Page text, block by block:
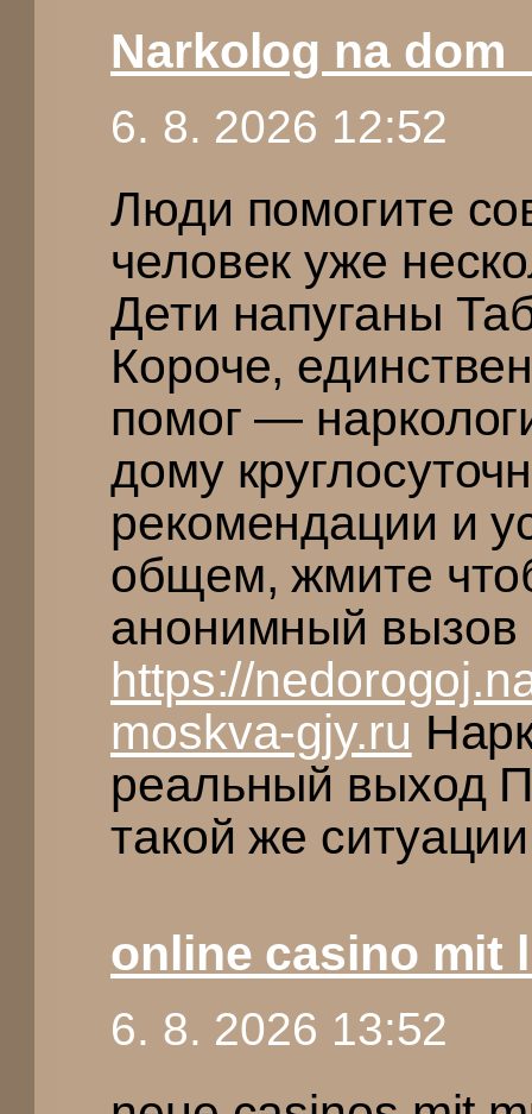
Narkolog na
6. 8. 2026 12:52
Люди помогите
человек уже
Дети напуганы
Короче,
помог —
дому
рекомендации и
общем, жмите
анонимный вызов
https://
moskva-gjy.ru
реальный выход
такой же ситуации
online casino mit
6. 8. 2026 13:52